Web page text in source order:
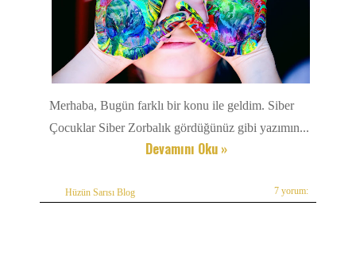
Merhaba, Bugün farklı bir konu ile geldim. Siber
Çocuklar Siber Zorbalık gördüğünüz gibi yazımın...
Devamını Oku »
Hüzün Sarısı Blog 7 yorum: